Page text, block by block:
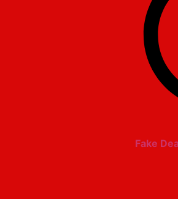
Fake